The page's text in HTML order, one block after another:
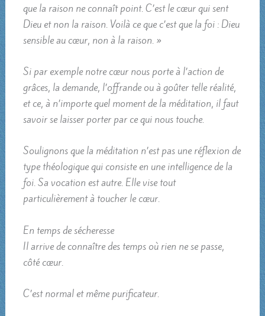
que la raison ne connaît point. C’est le cœur qui sent
Dieu et non la raison. Voilà ce que c’est que la foi : Dieu
sensible au cœur, non à la raison. »
Si par exemple notre cœur nous porte à l’action de
grâces, la demande, l’offrande ou à goûter telle réalité,
et ce, à n’importe quel moment de la méditation, il faut
savoir se laisser porter par ce qui nous touche.
Soulignons que la méditation n’est pas une réflexion de
type théologique qui consiste en une intelligence de la
foi. Sa vocation est autre. Elle vise tout
particulièrement à toucher le cœur.
En temps de sécheresse
Il arrive de connaître des temps où rien ne se passe,
côté cœur.
C’est normal et même purificateur.